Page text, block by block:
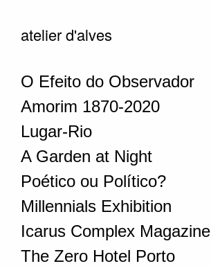
atelier d'alves
O Efeito do Observador
Amorim 1870-2020
Lugar-Rio
A Garden at Night
Poético ou Político?
Millennials Exhibition
Icarus Complex Magazine
The Zero Hotel Porto